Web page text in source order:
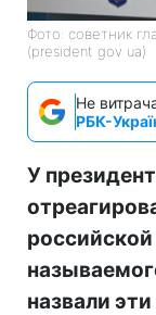
Фото: советник
(president gov ua)
Не
РБК-
У
назвали